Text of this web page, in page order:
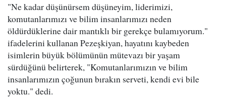
"Ne kadar düşünürsem düşüneyim, liderimizi,
komutanlarımızı ve bilim insanlarımızı neden
öldürdüklerine dair mantıklı bir gerekçe bulamıyorum."
ifadelerini kullanan Pezeşkiyan, hayatını kaybeden
isimlerin büyük bölümünün mütevazı bir yaşam
sürdüğünü belirterek, "Komutanlarımızın ve bilim
insanlarımızın çoğunun bırakın serveti, kendi evi bile
yoktu." dedi.